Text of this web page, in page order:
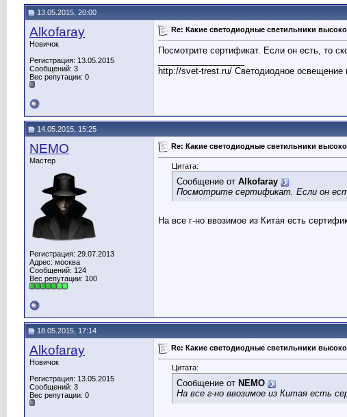
13.05.2015, 20:00
Alkofaray
Новичок
Регистрация: 13.05.2015
Сообщений: 3
Вес репутации: 0
Re: Какие светодиодные светильники
Посмотрите сертификат. Если он есть, то
http://svet-trest.ru/ Светодиодное освещение
14.05.2015, 15:25
NEMO
Мастер
Регистрация: 29.07.2013
Адрес: москва
Сообщений: 124
Вес репутации: 100
Re: Какие светодиодные светильники
Цитата:
Сообщение от Alkofaray
Посмотрите сертификат. Если он
На все г-но ввозимое из Китая есть
18.05.2015, 17:14
Alkofaray
Новичок
Регистрация: 13.05.2015
Сообщений: 3
Вес репутации: 0
Re: Какие светодиодные светильники
Цитата:
Сообщение от NEMO
На все г-но ввозимое из Китая есть